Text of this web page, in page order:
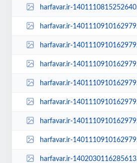
harfavar.ir-1401110815252640226920564-1401110815252640226920564.jpg
harfavar.ir-140111091016297926923454-100x70.jpg
harfavar.ir-140111091016297926923454-250x150.jpg
harfavar.ir-140111091016297926923454-300x209.jpg
harfavar.ir-140111091016297926923454-450x300.jpg
harfavar.ir-140111091016297926923454-600x400.jpg
harfavar.ir-140111091016297926923454-768x535.jpg
harfavar.ir-140111091016297926923454.jpg
harfavar.ir-1402030116285613727638244-1402030116285613727638244-100x70.jpg